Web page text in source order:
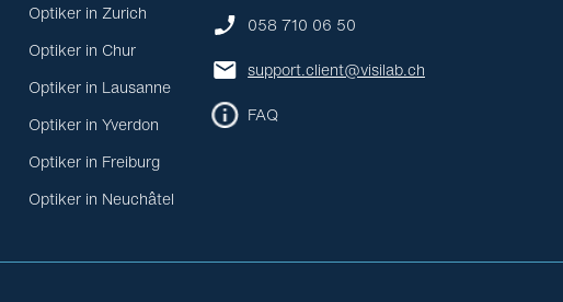
Optiker in Zurich
Optiker in Chur
Optiker in Lausanne
Optiker in Yverdon
Optiker in Freiburg
Optiker in Neuchâtel
058 710 06 50
support.client@visilab.ch
FAQ